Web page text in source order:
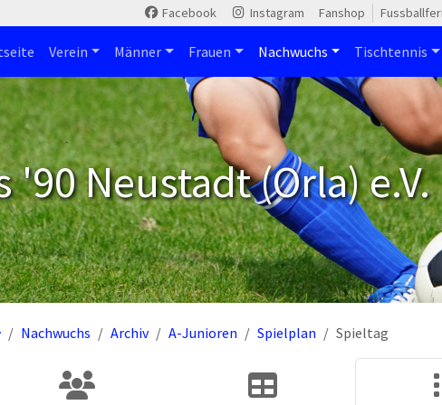
Facebook Instagram Fanshop
Verein Männer Frauen Nachwuchs Tischtennis
'90 Neustadt (Orla) e.V.
Nachwuchs Archiv A-Junioren Spielplan Spieltag